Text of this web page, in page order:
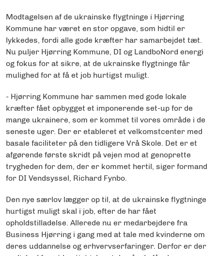
Modtagelsen af de ukrainske flygtninge i Hjørring
Kommune har været en stor opgave, som hidtil er
lykkedes, fordi alle gode kræfter har samarbejdet tæt.
Nu puljer Hjørring Kommune, DI og LandboNord energi
og fokus for at sikre, at de ukrainske flygtninge får
mulighed for at få et job hurtigst muligt.
- Hjørring Kommune har sammen med gode lokale
kræfter fået opbygget et imponerende set-up for de
mange ukrainere, som er kommet til vores område i de
seneste uger. Der er etableret et velkomstcenter med
basale faciliteter på den tidligere Vrå Skole. Det er et
afgørende første skridt på vejen mod at genoprette
trygheden for dem, der er kommet hertil, siger formand
for DI Vendsyssel, Richard Fynbo.
Den nye særlov lægger op til, at de ukrainske flygtninge
hurtigst muligt skal i job, efter de har fået
opholdstilladelse. Allerede nu er medarbejdere fra
Business Hjørring i gang med at tale med kvinderne om
deres uddannelse og erhvervserfaringer. Derfor er der